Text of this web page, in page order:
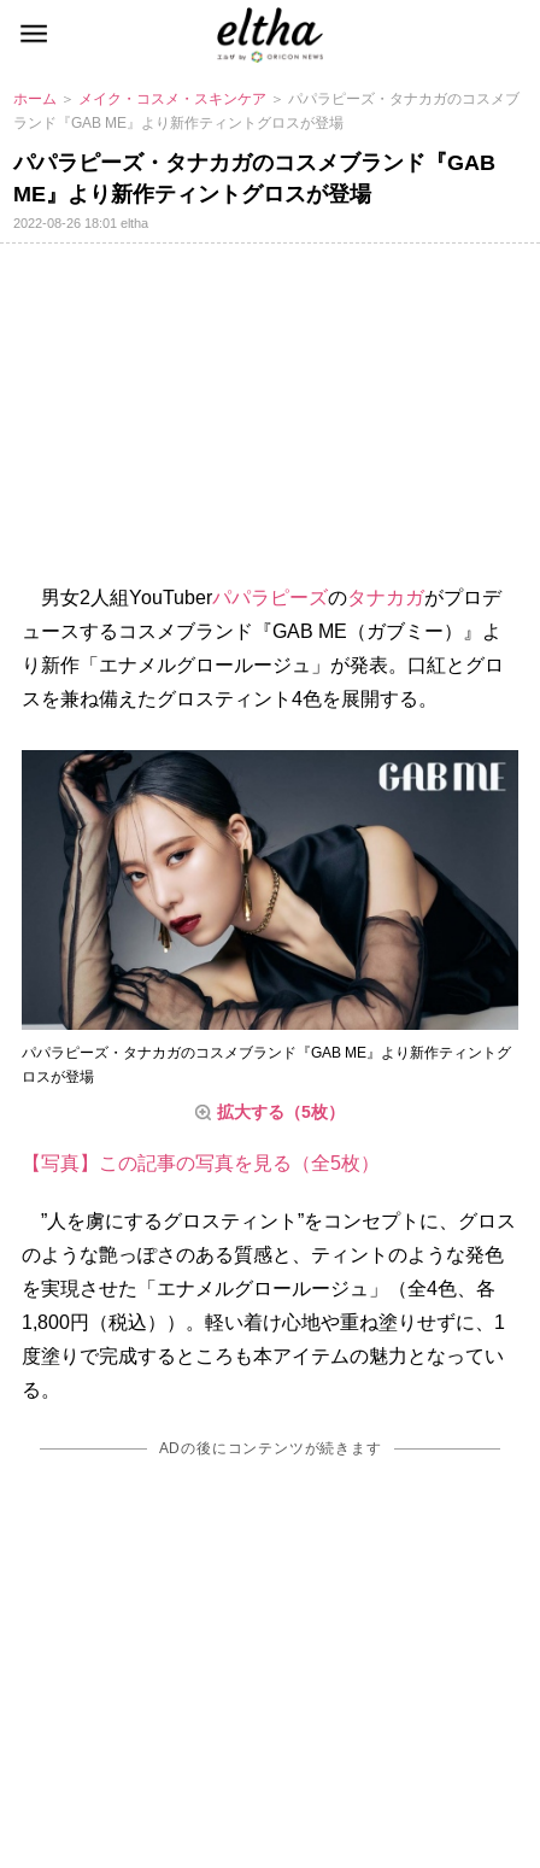
ホーム ＞ メイク・コスメ・スキンケア ＞ パパラピーズ・タナカガのコスメブ
ランド『GAB ME』より新作ティントグロスが登場
パパラピーズ・タナカガのコスメブランド『GAB
ME』より新作ティントグロスが登場
2022-08-26 18:01eltha
男女2人組YouTuberパパラピーズのタナカガがプロデ
ュースするコスメブランド『GAB ME（ガブミー）』よ
り新作「エナメルグロールージュ」が発表。口紅とグロ
スを兼ね備えたグロスティント4色を展開する。
パパラピーズ・タナカガのコスメブランド『GAB ME』より新作ティントグ
ロスが登場
拡大する（5枚）
【写真】この記事の写真を見る（全5枚）
”人を虜にするグロスティント”をコンセプトに、グロス
のような艶っぽさのある質感と、ティントのような発色
を実現させた「エナメルグロールージュ」（全4色、各
1,800円（税込））。軽い着け心地や重ね塗りせずに、1
度塗りで完成するところも本アイテムの魅力となってい
る。
ADの後にコンテンツが続きます